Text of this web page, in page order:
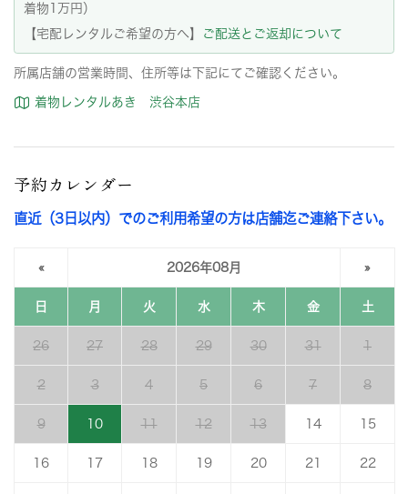
着物1万円）
【宅配レンタルご希望の方へ】
ご配送とご返却について
所属店舗の営業時間、住所等は下記にてご確認ください。
着物レンタルあき 渋谷本店
予約カレンダー
直近（3日以内）でのご利用希望の方は店舗迄ご連絡下さい。
« 2026年08月 »
日 月 火 水 木 金 土
26 27 28 29 30 31 1
2 3 4 5 6 7 8
9 10 11 12 13 14 15
16 17 18 19 20 21 22